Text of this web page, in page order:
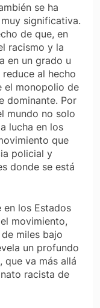
se ha
significativa.
de que, en
racismo y la
en un grado u
al hecho
el monopolio de
dominante. Por
mundo no solo
lucha en los
que
policial y
donde se está
en los Estados
movimiento,
miles bajo
un profundo
que va más allá
racista de